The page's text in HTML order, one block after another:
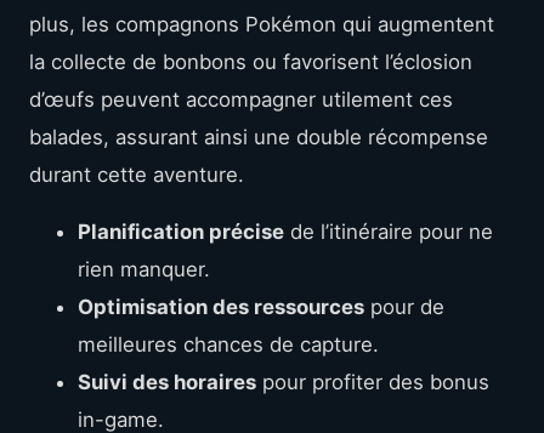
plus, les compagnons Pokémon qui augmentent
la collecte de bonbons ou favorisent l’éclosion
d’œufs peuvent accompagner utilement ces
balades, assurant ainsi une double récompense
durant cette aventure.
Planification précise de l’itinéraire pour ne
rien manquer.
Optimisation des ressources pour de
meilleures chances de capture.
Suivi des horaires pour profiter des bonus
in-game.